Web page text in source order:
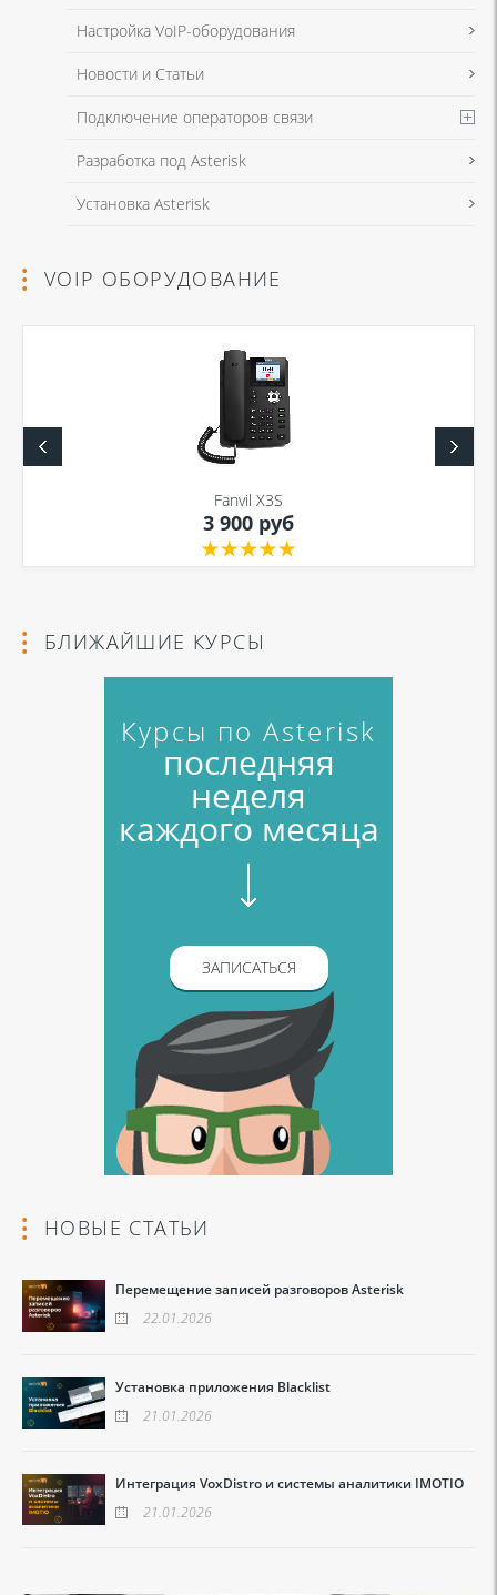
Настройка VoIP-оборудования
Новости и Статьи
Подключение операторов связи
Разработка под Asterisk
Установка Asterisk
VOIP ОБОРУДОВАНИЕ
Fanvil X3S
3 900 руб
БЛИЖАЙШИЕ КУРСЫ
Курсы по Asterisk
последняя
неделя
каждого месяца
ЗАПИСАТЬСЯ
НОВЫЕ СТАТЬИ
Перемещение записей разговоров Asterisk
22.01.2026
Установка приложения Blacklist
21.01.2026
Интеграция VoxDistro и системы аналитики IMOTIO
21.01.2026